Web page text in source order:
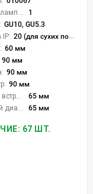
1
GU10, GU5.3
IP: 20 (для сухих пом.)
60 мм
90 мм
90 мм
90 мм
65 мм
65 мм
67 ШТ.